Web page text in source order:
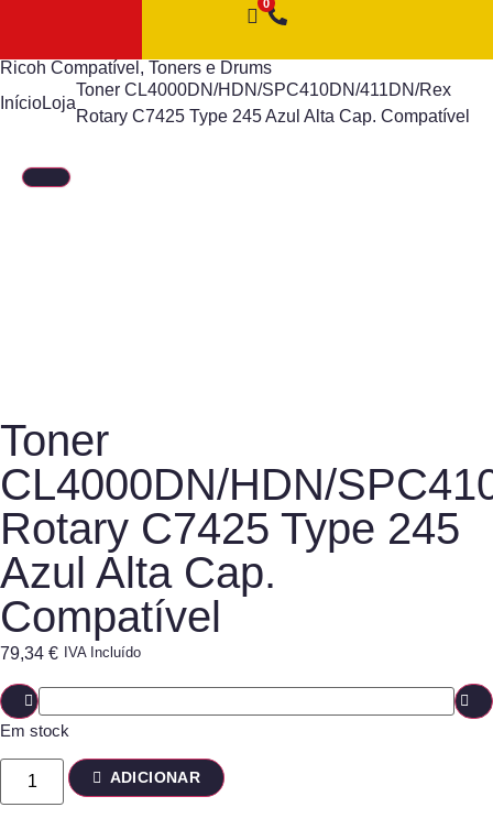
Ricoh Compatível , Toners e Drums
InícioLoja
Toner CL4000DN/HDN/SPC410DN/411DN/Rex
Rotary C7425 Type 245 Azul Alta Cap. Compatível
Toner
CL4000DN/HDN/
Rotary C7425 Type 245
Azul Alta Cap.
Compatível
79,34 € IVA Incluído
Em stock
ADICIONAR